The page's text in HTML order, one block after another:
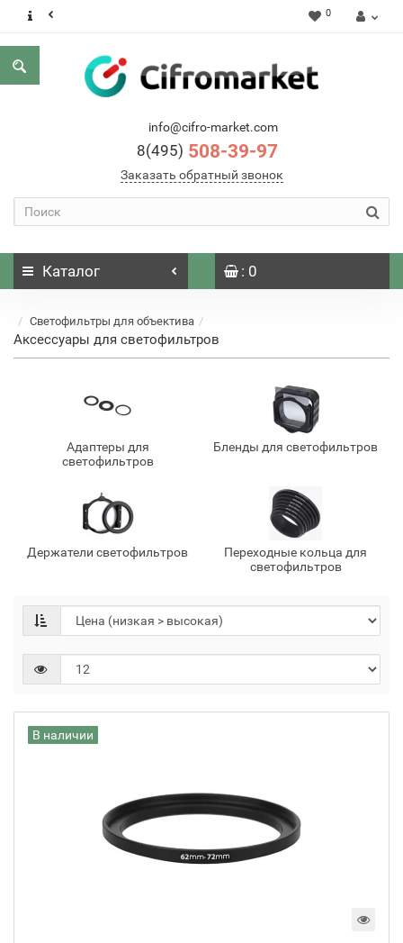
0
info@cifro-market.com
8(495) 508-39-97
Заказать обратный звонок
Каталог : 0
Светофильтры для объектива
Аксессуары для светофильтров
Адаптеры для
светофильтров
Бленды для светофильтров
Держатели светофильтров
Переходные кольца для
светофильтров
В наличии